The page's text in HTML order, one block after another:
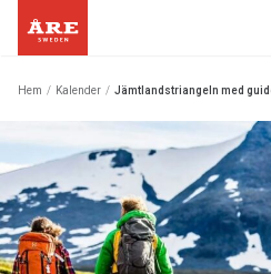
Hem / Kalender / Jämtlandstriangeln med